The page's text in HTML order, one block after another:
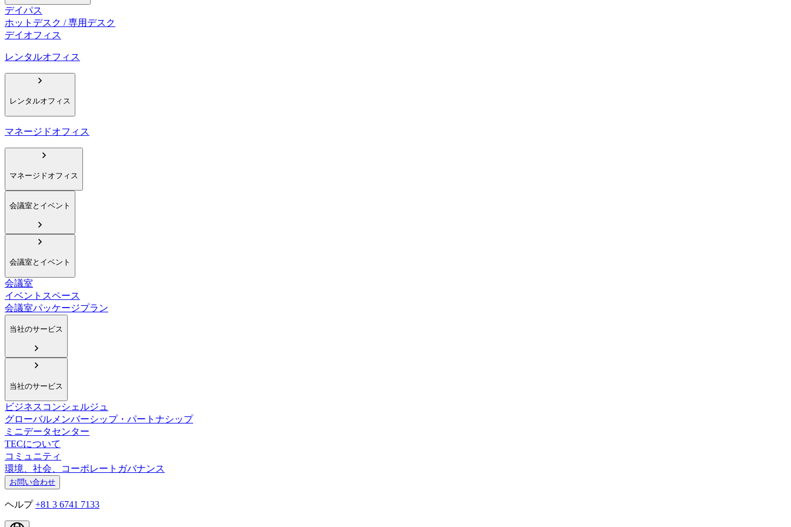
デイパス
ホットデスク / 専用デスク
デイオフィス
レンタルオフィス
レンタルオフィス
マネージドオフィス
マネージドオフィス
会議室とイベント
会議室とイベント
会議室
イベントスペース
会議室パッケージプラン
当社のサービス
当社のサービス
ビジネスコンシェルジュ
グローバルメンバーシップ・パートナシップ
ミニデータセンター
TECについて
コミュニティ
環境、社会、コーポレートガバナンス
お問い合わせ
ヘルプ +81 3 6741 7133